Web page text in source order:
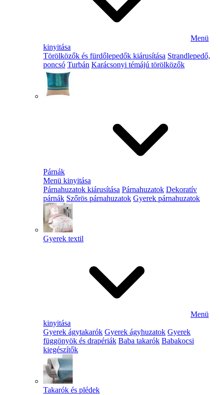
Menü
kinyitása
Törölközők és fürdőlepedők kiárusítása Strandlepedő,
poncsó Turbán Karácsonyi témájú törölközők
Párnák
Menü kinyitása
Párnahuzatok kiárusítása Párnahuzatok Dekoratív
párnák Szőrös párnahuzatok Gyerek párnahuzatok
Gyerek textil
Menü
kinyitása
Gyerek ágytakarók Gyerek ágyhuzatok Gyerek
függönyök és drapériák Baba takarók Babakocsi
kiegészítők
Takarók és plédek